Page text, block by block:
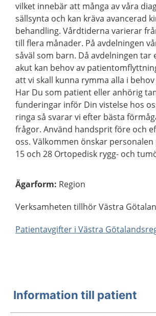
vilket innebär att många av våra
sällsynta och kan kräva avancerad
behandling. Vårdtiderna varierar
till flera månader. På avdelningen
såväl som barn. Då avdelningen
akut kan behov av
att vi skall kunna rymma alla i
Har Du som patient eller anhörig
funderingar inför Din vistelse hos
ringa så svarar vi efter bästa
frågor. Använd handsprit före och
oss. Välkommen önskar
15 och 28 Ortopedisk rygg- och
Ägarform: Region
Verksamheten tillhör Västra
Patientavgifter i Västra
Information till patient